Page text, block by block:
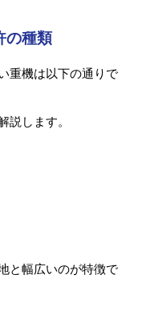
の種類
重機は以下の通りで
します。
と幅広いのが特徴で